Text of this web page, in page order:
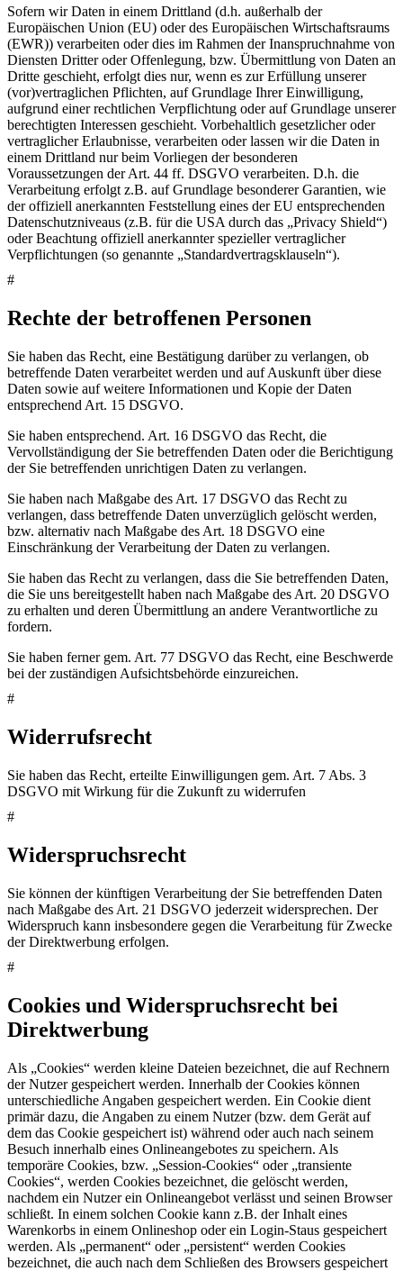
Sofern wir Daten in einem Drittland (d.h. außerhalb der
Europäischen Union (EU) oder des Europäischen Wirtschaftsraums
(EWR)) verarbeiten oder dies im Rahmen der Inanspruchnahme von
Diensten Dritter oder Offenlegung, bzw. Übermittlung von Daten an
Dritte geschieht, erfolgt dies nur, wenn es zur Erfüllung unserer
(vor)vertraglichen Pflichten, auf Grundlage Ihrer Einwilligung,
aufgrund einer rechtlichen Verpflichtung oder auf Grundlage unserer
berechtigten Interessen geschieht. Vorbehaltlich gesetzlicher oder
vertraglicher Erlaubnisse, verarbeiten oder lassen wir die Daten in
einem Drittland nur beim Vorliegen der besonderen
Voraussetzungen der Art. 44 ff. DSGVO verarbeiten. D.h. die
Verarbeitung erfolgt z.B. auf Grundlage besonderer Garantien, wie
der offiziell anerkannten Feststellung eines der EU entsprechenden
Datenschutzniveaus (z.B. für die USA durch das „Privacy Shield“)
oder Beachtung offiziell anerkannter spezieller vertraglicher
Verpflichtungen (so genannte „Standardvertragsklauseln“).
#
Rechte der betroffenen Personen
Sie haben das Recht, eine Bestätigung darüber zu verlangen, ob
betreffende Daten verarbeitet werden und auf Auskunft über diese
Daten sowie auf weitere Informationen und Kopie der Daten
entsprechend Art. 15 DSGVO.
Sie haben entsprechend. Art. 16 DSGVO das Recht, die
Vervollständigung der Sie betreffenden Daten oder die Berichtigung
der Sie betreffenden unrichtigen Daten zu verlangen.
Sie haben nach Maßgabe des Art. 17 DSGVO das Recht zu
verlangen, dass betreffende Daten unverzüglich gelöscht werden,
bzw. alternativ nach Maßgabe des Art. 18 DSGVO eine
Einschränkung der Verarbeitung der Daten zu verlangen.
Sie haben das Recht zu verlangen, dass die Sie betreffenden Daten,
die Sie uns bereitgestellt haben nach Maßgabe des Art. 20 DSGVO
zu erhalten und deren Übermittlung an andere Verantwortliche zu
fordern.
Sie haben ferner gem. Art. 77 DSGVO das Recht, eine Beschwerde
bei der zuständigen Aufsichtsbehörde einzureichen.
#
Widerrufsrecht
Sie haben das Recht, erteilte Einwilligungen gem. Art. 7 Abs. 3
DSGVO mit Wirkung für die Zukunft zu widerrufen
#
Widerspruchsrecht
Sie können der künftigen Verarbeitung der Sie betreffenden Daten
nach Maßgabe des Art. 21 DSGVO jederzeit widersprechen. Der
Widerspruch kann insbesondere gegen die Verarbeitung für Zwecke
der Direktwerbung erfolgen.
#
Cookies und Widerspruchsrecht bei
Direktwerbung
Als „Cookies“ werden kleine Dateien bezeichnet, die auf Rechnern
der Nutzer gespeichert werden. Innerhalb der Cookies können
unterschiedliche Angaben gespeichert werden. Ein Cookie dient
primär dazu, die Angaben zu einem Nutzer (bzw. dem Gerät auf
dem das Cookie gespeichert ist) während oder auch nach seinem
Besuch innerhalb eines Onlineangebotes zu speichern. Als
temporäre Cookies, bzw. „Session-Cookies“ oder „transiente
Cookies“, werden Cookies bezeichnet, die gelöscht werden,
nachdem ein Nutzer ein Onlineangebot verlässt und seinen Browser
schließt. In einem solchen Cookie kann z.B. der Inhalt eines
Warenkorbs in einem Onlineshop oder ein Login-Staus gespeichert
werden. Als „permanent“ oder „persistent“ werden Cookies
bezeichnet, die auch nach dem Schließen des Browsers gespeichert